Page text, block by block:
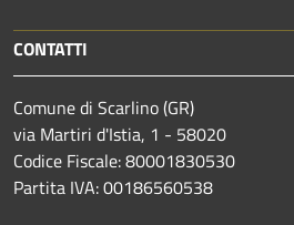
CONTATTI
Comune di Scarlino (GR)
via Martiri d'Istia, 1 - 58020
Codice Fiscale: 80001830530
Partita IVA: 00186560538